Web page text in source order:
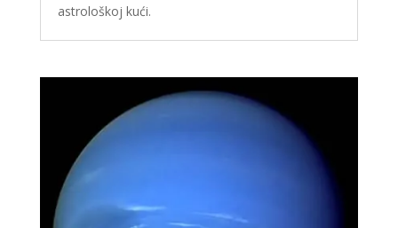
astrološkoj kući.